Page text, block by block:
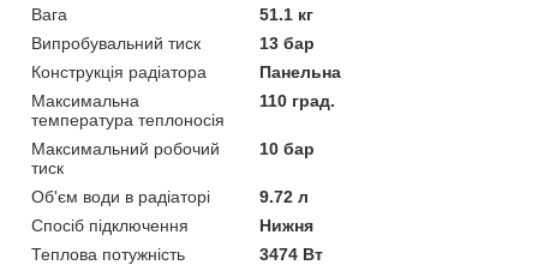
Вага
51.1 кг
Випробувальний тиск
13 бар
Конструкція радіатора
Панельна
Максимальна
температура теплоносія
110 град.
Максимальний робочий
тиск
10 бар
Об'єм води в радіаторі
9.72 л
Спосіб підключення
Нижня
Теплова потужність
3474 Вт